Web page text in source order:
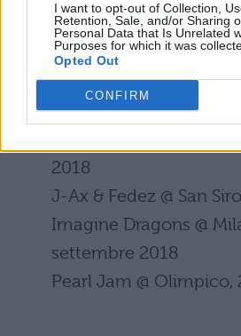
I want to opt-out of Collection,
Retention, Sale, and/or Sharing
Personal Data that Is Unrelated
Purposes for which it was
Opted Out
CONFIRM
EVENTO DELL’ANNO
Cesare Cremonini @
2018
Eminem @ Rho Fiera, 7
2018
J-Ax & Fedez @ San
Imagine Dragons @
settembre 2018
Pearl Jam @ Olimpico,